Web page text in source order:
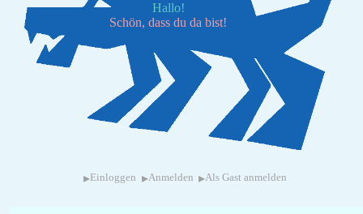
Hallo!
Schön, dass du da bist!
▸ Einloggen ▸Anmelden ▸Als Gast anmelden